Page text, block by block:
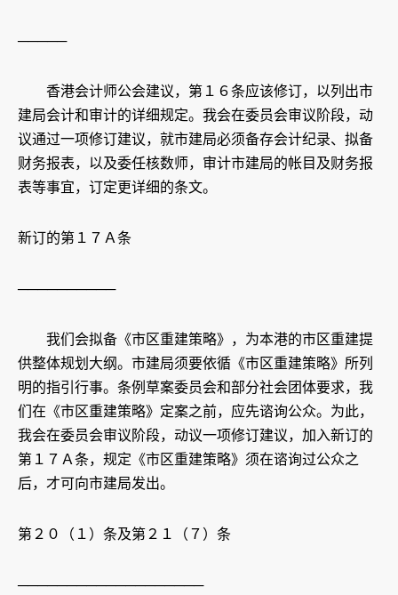
─────
香港会计师公会建议，第１６条应该修订，以列出市
建局会计和审计的详细规定。我会在委员会审议阶段，动
议通过一项修订建议，就市建局必须备存会计纪录、拟备
财务报表，以及委任核数师，审计市建局的帐目及财务报
表等事宜，订定更详细的条文。
新订的第１７Ａ条
──────────
我们会拟备《市区重建策略》，为本港的市区重建提
供整体规划大纲。市建局须要依循《市区重建策略》所列
明的指引行事。条例草案委员会和部分社会团体要求，我
们在《市区重建策略》定案之前，应先谘询公众。为此，
我会在委员会审议阶段，动议一项修订建议，加入新订的
第１７Ａ条，规定《市区重建策略》须在谘询过公众之
后，才可向市建局发出。
第２０（１）条及第２１（７）条
───────────────────